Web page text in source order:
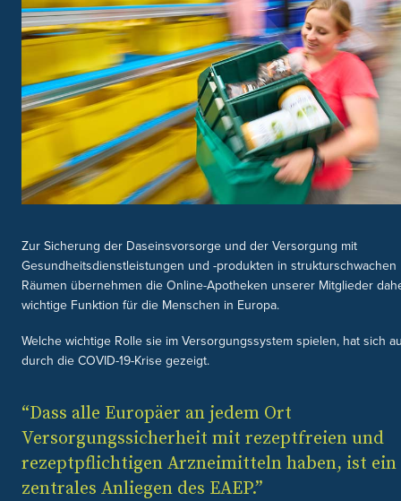
Zur Sicherung der Daseinsvorsorge und der Versorgung mit
Gesundheitsdienstleistungen und -produkten in strukturschwachen
Räumen übernehmen die Online-Apotheken unserer Mitglieder
wichtige Funktion für die Menschen in Europa.
Welche wichtige Rolle sie im Versorgungssystem spielen, hat sich
durch die COVID-19-Krise gezeigt.
“Dass alle Europäer an jedem Ort
Versorgungssicherheit mit rezeptfreien und
rezeptpflichtigen Arzneimitteln haben, ist ein
zentrales Anliegen des EAEP.”